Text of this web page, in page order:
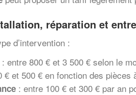
réparation et
d’intervention :
: entre 800 € et 3 500 € selon le
€ et 500 € en fonction des pièces
: entre 100 € et 300 € par an